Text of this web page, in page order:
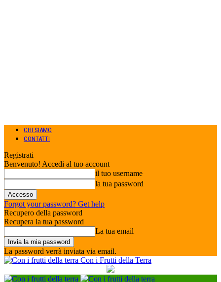
CHI SIAMO
CONTATTI
Registrati
Benvenuto! Accedi al tuo account
il tuo username
la tua password
Forgot your password? Get help
Recupero della password
Recupera la tua password
La tua email
La password verrà inviata via email.
Con i Frutti della Terra